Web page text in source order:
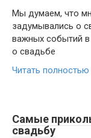
Мы думаем, что
задумывались о
важных событий
о свадьбе
Читать полностью
Самые
свадьбу